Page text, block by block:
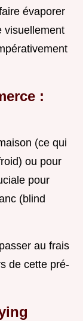
évaporer
visuellement
:
(ce qui
ou pour
pour
(blind
au frais
de cette pré-